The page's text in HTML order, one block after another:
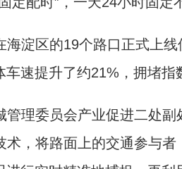
区的19个路口正式上线
车速提升了约21%，拥堵指
委员会产业促进二处副
术，将路面上的交通参与